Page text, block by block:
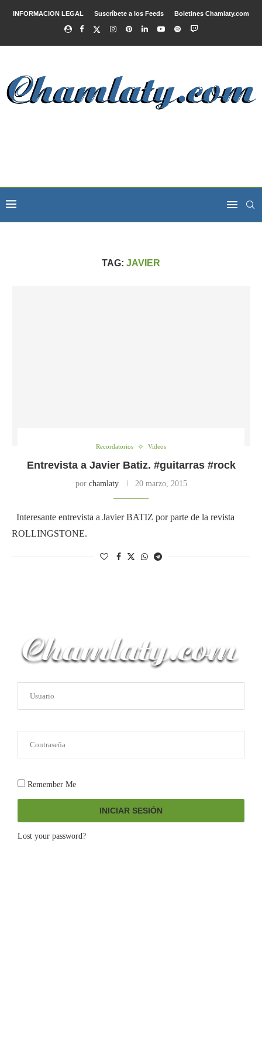
INFORMACION LEGAL Suscríbete a los Feeds Boletines Chamlaty.com
TAG: JAVIER
Recordatorios Videos
Entrevista a Javier Batiz. #guitarras #rock
por chamlaty 20 marzo, 2015
Interesante entrevista a Javier BATIZ por parte de la revista
ROLLINGSTONE.
Remember Me
INICIAR SESIÓN
Lost your password?